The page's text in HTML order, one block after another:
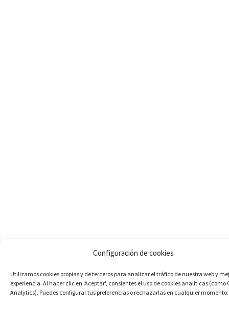
Configuración de cookies
Utilizamos cookies propias y de terceros para analizar el tráfico de nuestra web y
experiencia. Al hacer clic en 'Aceptar', consientes el uso de cookies analíticas (como
Analytics). Puedes configurar tus preferencias o rechazarlas en cualquier momento.